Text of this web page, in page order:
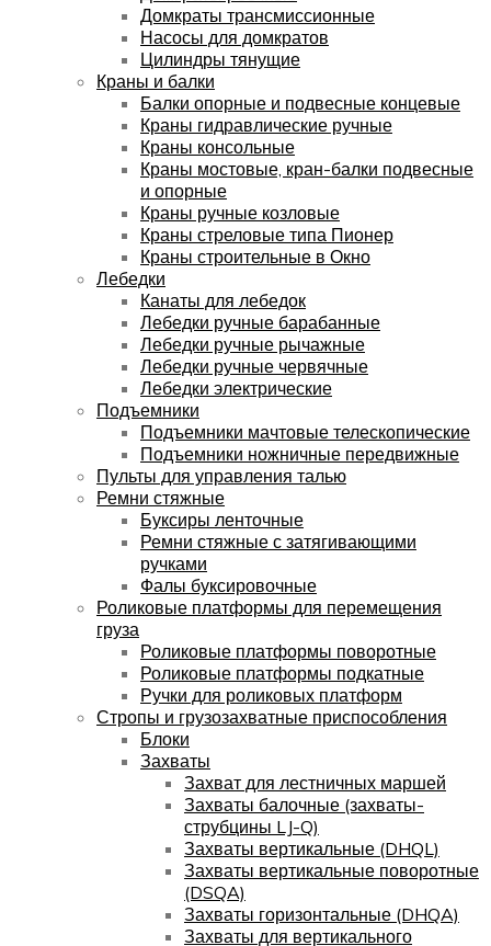
Домкраты трансмиссионные
Насосы для домкратов
Цилиндры тянущие
Краны и балки
Балки опорные и подвесные концевые
Краны гидравлические ручные
Краны консольные
Краны мостовые, кран-балки подвесные
и опорные
Краны ручные козловые
Краны стреловые типа Пионер
Краны строительные в Окно
Лебедки
Канаты для лебедок
Лебедки ручные барабанные
Лебедки ручные рычажные
Лебедки ручные червячные
Лебедки электрические
Подъемники
Подъемники мачтовые телескопические
Подъемники ножничные передвижные
Пульты для управления талью
Ремни стяжные
Буксиры ленточные
Ремни стяжные с затягивающими
ручками
Фалы буксировочные
Роликовые платформы для перемещения
груза
Роликовые платформы поворотные
Роликовые платформы подкатные
Ручки для роликовых платформ
Стропы и грузозахватные приспособления
Блоки
Захваты
Захват для лестничных маршей
Захваты балочные (захваты-
струбцины LJ-Q)
Захваты вертикальные (DHQL)
Захваты вертикальные поворотные
(DSQA)
Захваты горизонтальные (DHQA)
Захваты для вертикального